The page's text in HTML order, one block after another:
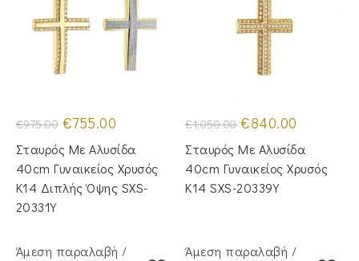
€975.00 Original
price
was:
€975.00.
€755.00
τιμή
είναι:
€755.00.
Σταυρός Με Αλυσίδα
40cm Γυναικείος Χρυσός
Κ14 Διπλής Όψης SXS-
20331Y
€1,050.00 Original
price
was:
€1,050.00.
€840.00
τιμή
είναι:
€840.00.
Σταυρός Με Αλυσίδα
40cm Γυναικείος Χρυσός
Κ14 SXS-20339Y
Άμεση παραλαβή /
Άμεση παραλαβή /